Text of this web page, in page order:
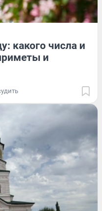
какого числа и
и